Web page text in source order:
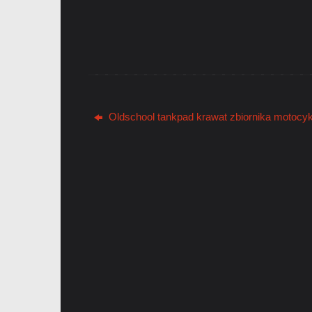
Oldschool tankpad krawat zbiornika